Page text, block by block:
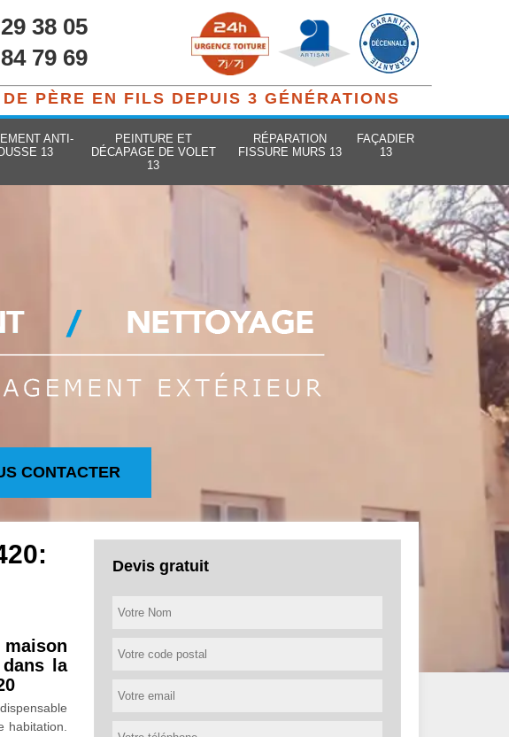
38 05
79 69
PÈRE EN FILS DEPUIS 3 GÉNÉRATIONS
ANTI-
13
PEINTURE ET
DÉCAPAGE DE VOLET
13
RÉPARATION
FISSURE MURS 13
FAÇADIER
13
CONTACTER
maison
la
habitation.
Devis gratuit